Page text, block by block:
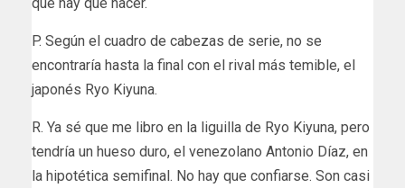
P. Según el cuadro de cabezas de serie, no se
encontraría hasta la final con el rival más temible, el
japonés Ryo Kiyuna.
R. Ya sé que me libro en la liguilla de Ryo Kiyuna, pero
tendría un hueso duro, el venezolano Antonio Díaz, en
la hipotética semifinal. No hay que confiarse. Son casi